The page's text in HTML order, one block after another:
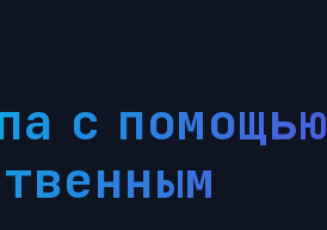
с помощью